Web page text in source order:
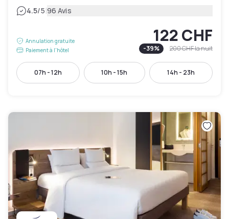
4.5/5|96 Avis
Annulation gratuite
Paiement à l'hôtel
122 CHF
-39% 200 CHFla nuit
07h - 12h 10h - 15h 14h - 23h